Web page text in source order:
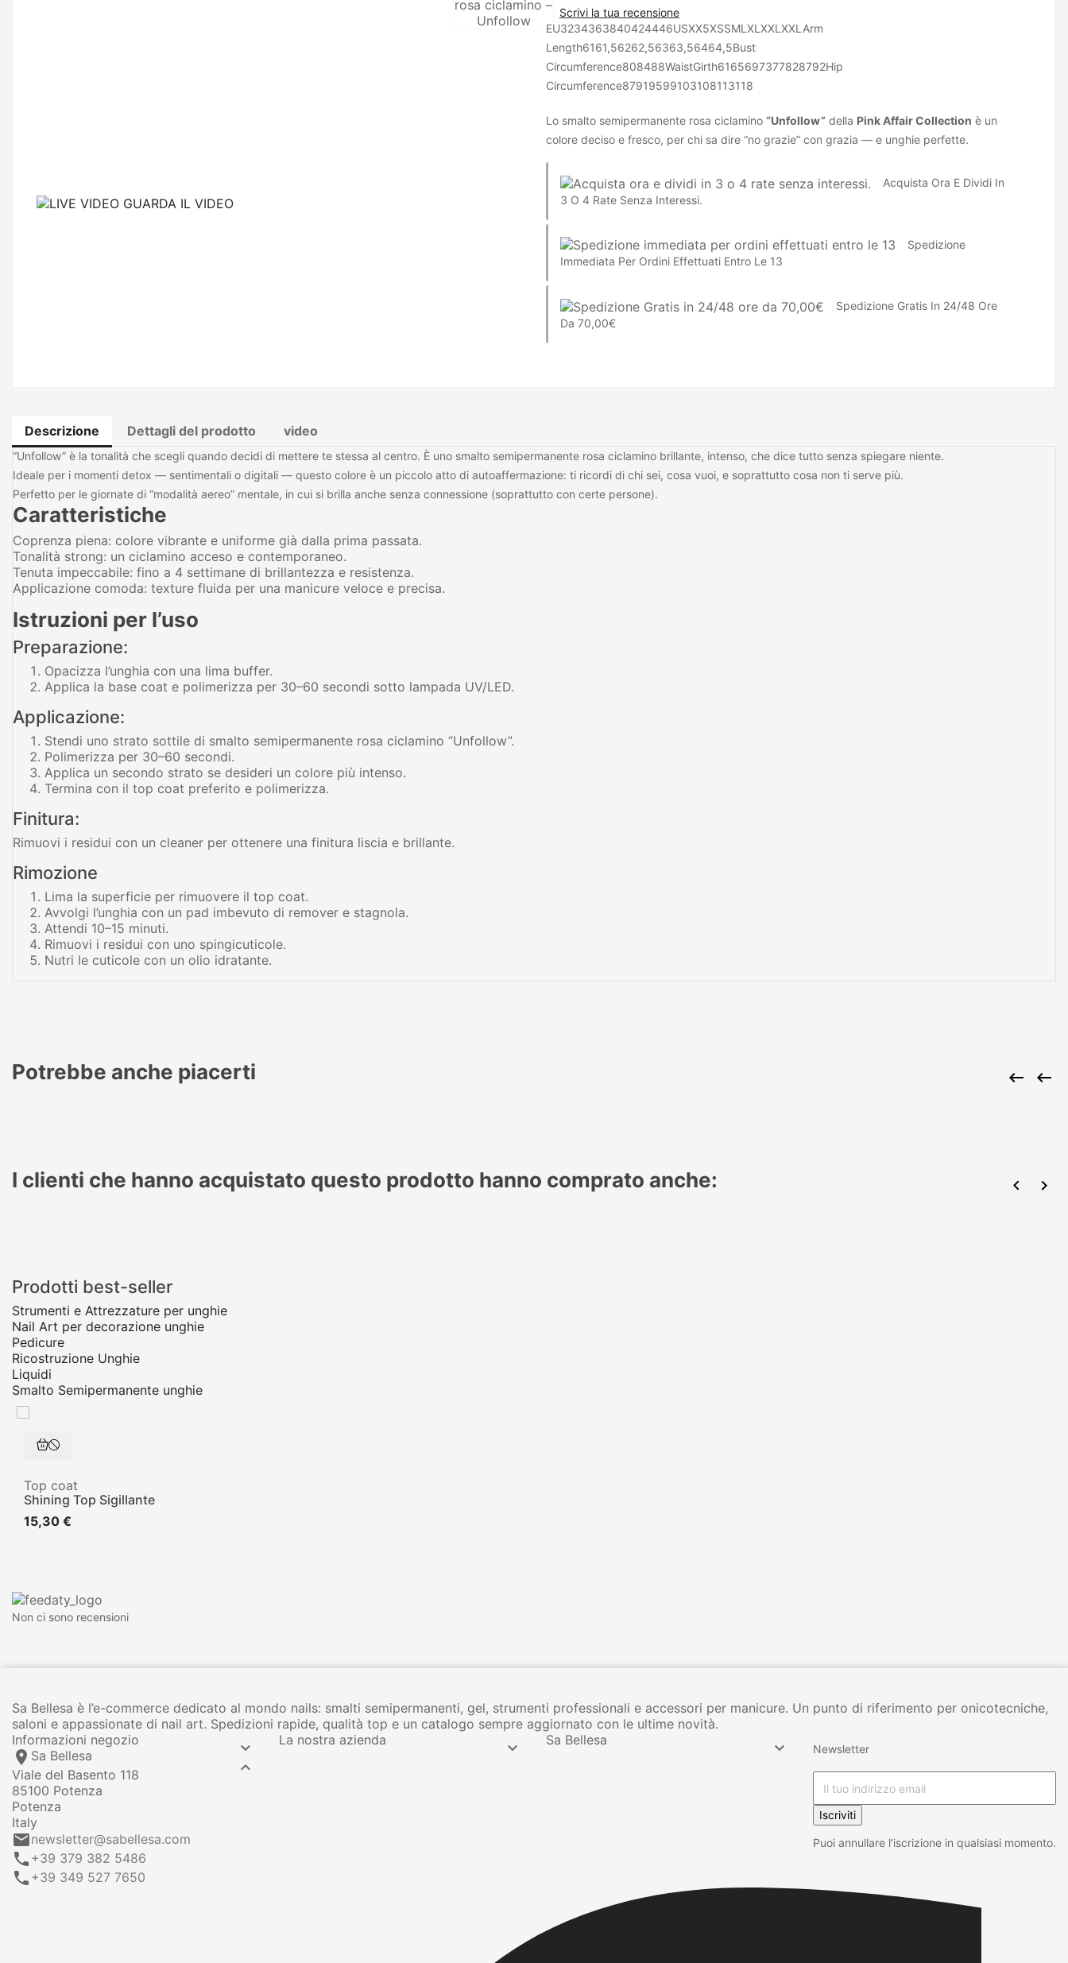
GUARDA IL VIDEO
Scrivi la tua recensione
EU3234363840424446USXX5XSSMLXLXXLXXLArm
Length6161,56262,56363,56464,5Bust
Circumference808488WaistGirth6165697377828792Hip
Circumference87919599103108113118
Lo smalto semipermanente rosa ciclamino “Unfollow” della Pink Affair Collection è un
colore deciso e fresco, per chi sa dire “no grazie” con grazia — e unghie perfette.
Acquista Ora E Dividi In
3 O 4 Rate Senza Interessi.
Spedizione
Immediata Per Ordini Effettuati Entro Le 13
Spedizione Gratis In 24/48 Ore
Da 70,00€
Descrizione Dettagli del prodotto video
“Unfollow” è la tonalità che scegli quando decidi di mettere te stessa al centro. È uno smalto semipermanente rosa ciclamino brillante, intenso, che dice tutto senza spiegare niente.
Ideale per i momenti detox — sentimentali o digitali — questo colore è un piccolo atto di autoaffermazione: ti ricordi di chi sei, cosa vuoi, e soprattutto cosa non ti serve più.
Perfetto per le giornate di “modalità aereo” mentale, in cui si brilla anche senza connessione (soprattutto con certe persone).
Caratteristiche
Coprenza piena: colore vibrante e uniforme già dalla prima passata.
Tonalità strong: un ciclamino acceso e contemporaneo.
Tenuta impeccabile: fino a 4 settimane di brillantezza e resistenza.
Applicazione comoda: texture fluida per una manicure veloce e precisa.
Istruzioni per l’uso
Preparazione:
Opacizza l’unghia con una lima buffer.
Applica la base coat e polimerizza per 30–60 secondi sotto lampada UV/LED.
Applicazione:
Stendi uno strato sottile di smalto semipermanente rosa ciclamino “Unfollow”.
Polimerizza per 30–60 secondi.
Applica un secondo strato se desideri un colore più intenso.
Termina con il top coat preferito e polimerizza.
Finitura:
Rimuovi i residui con un cleaner per ottenere una finitura liscia e brillante.
Rimozione
Lima la superficie per rimuovere il top coat.
Avvolgi l’unghia con un pad imbevuto di remover e stagnola.
Attendi 10–15 minuti.
Rimuovi i residui con uno spingicuticole.
Nutri le cuticole con un olio idratante.
Potrebbe anche piacerti  
I clienti che hanno acquistato questo prodotto hanno comprato anche:  
Prodotti best-seller
Strumenti e Attrezzature per unghie
Nail Art per decorazione unghie
Pedicure
Ricostruzione Unghie
Liquidi
Smalto Semipermanente unghie
Top coat
Shining Top Sigillante
15,30 €
Non ci sono recensioni
Sa Bellesa è l’e-commerce dedicato al mondo nails: smalti semipermanenti, gel, strumenti professionali e accessori per manicure. Un punto di riferimento per onicotecniche,
saloni e appassionate di nail art. Spedizioni rapide, qualità top e un catalogo sempre aggiornato con le ultime novità.
Informazioni negozio


location_on Sa Bellesa
Viale del Basento 118
85100 Potenza
Potenza
Italy
emailnewsletter@sabellesa.com
call +39 379 382 5486
call +39 349 527 7650
La nostra azienda  Sa Bellesa  Newsletter
Iscriviti
Puoi annullare l'iscrizione in qualsiasi momento.